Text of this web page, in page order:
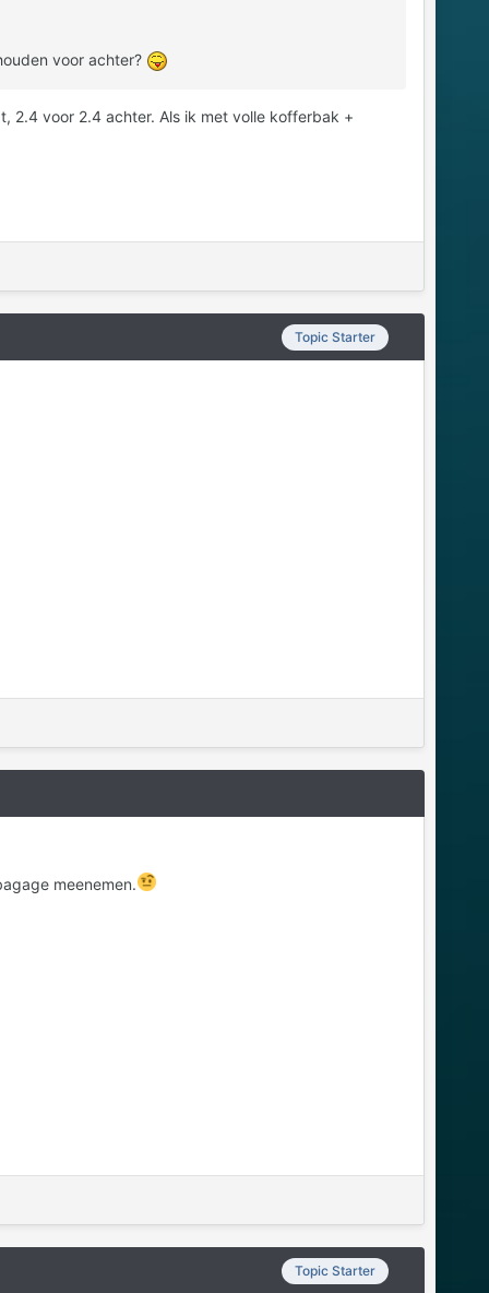
voor achter?
2.4 voor 2.4 achter. Als ik met volle kofferbak +
Topic Starter
meenemen.
Topic Starter